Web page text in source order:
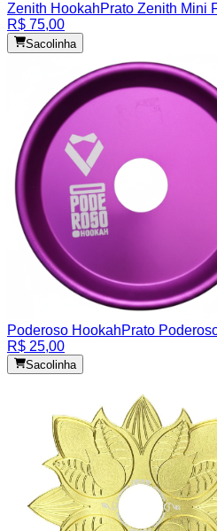
Zenith HookahPrato Zenith Mini
R$ 75,00
Sacolinha
Poderoso HookahPrato
R$ 25,00
Sacolinha